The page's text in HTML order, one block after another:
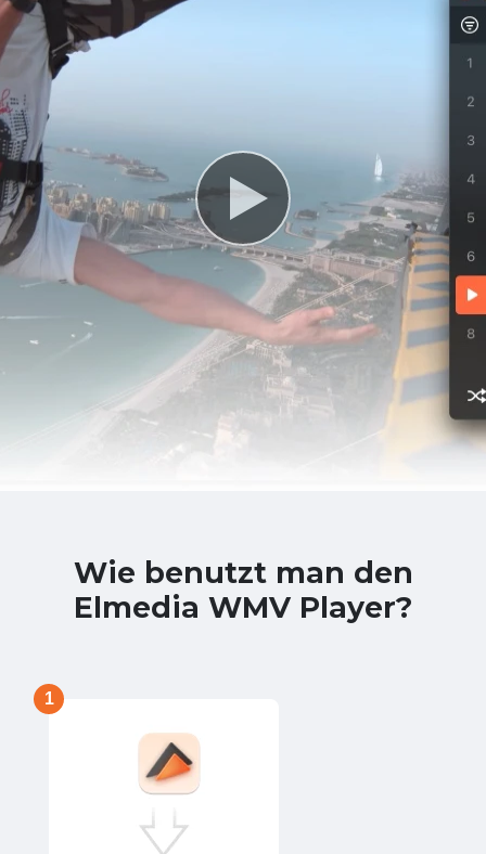
Wie benutzt man den
Elmedia WMV Player?
1